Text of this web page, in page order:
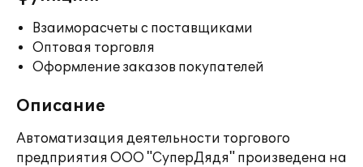
Взаиморасчеты с поставщиками
Оптовая торговля
Оформление заказов покупателей
Описание
Автоматизация деятельности торгового
предприятия ООО "СуперДядя" произведена на